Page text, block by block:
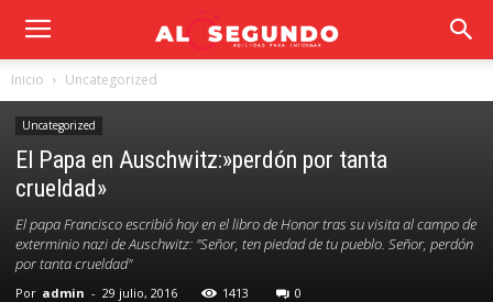
Inicio Uncategorized
Uncategorized
El Papa en Auschwitz:»perdón por tanta
crueldad»
El papa Francisco escribió hoy en el libro de Honor tras su visita al campo de
exterminio nazi de Auschwitz: "Señor, ten piedad de tu pueblo. Señor, perdón
por tanta crueldad"
Por admin - 29 julio, 2016 1413 0